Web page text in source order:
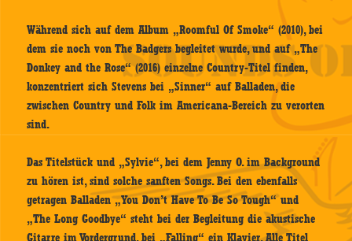
Während sich auf dem Album „Roomful Of Smoke“ (2010), bei
dem sie noch von The Badgers begleitet wurde, und auf „The
Donkey and the Rose“ (2016) einzelne Country-Titel finden,
konzentriert sich Stevens bei „Sinner“ auf Balladen, die
zwischen Country und Folk im Americana-Bereich zu verorten
sind.
Das Titelstück und „Sylvie“, bei dem Jenny O. im Background
zu hören ist, sind solche sanften Songs. Bei den ebenfalls
getragen Balladen „You Don’t Have To Be So Tough“ und
„The Long Goodbye“ steht bei der Begleitung die akustische
Gitarre im Vordergrund, bei „Falling“ ein Klavier. Alle Titel